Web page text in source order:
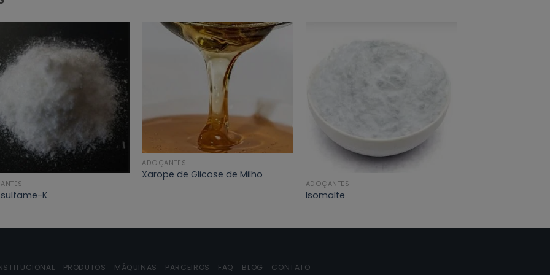
K
ADOÇANTES
Xarope de Glicose de Milho
ADOÇANTES
Isomalte
PRODUTOS MÁQUINAS PARCEIROS FAQ BLOG CONTATO